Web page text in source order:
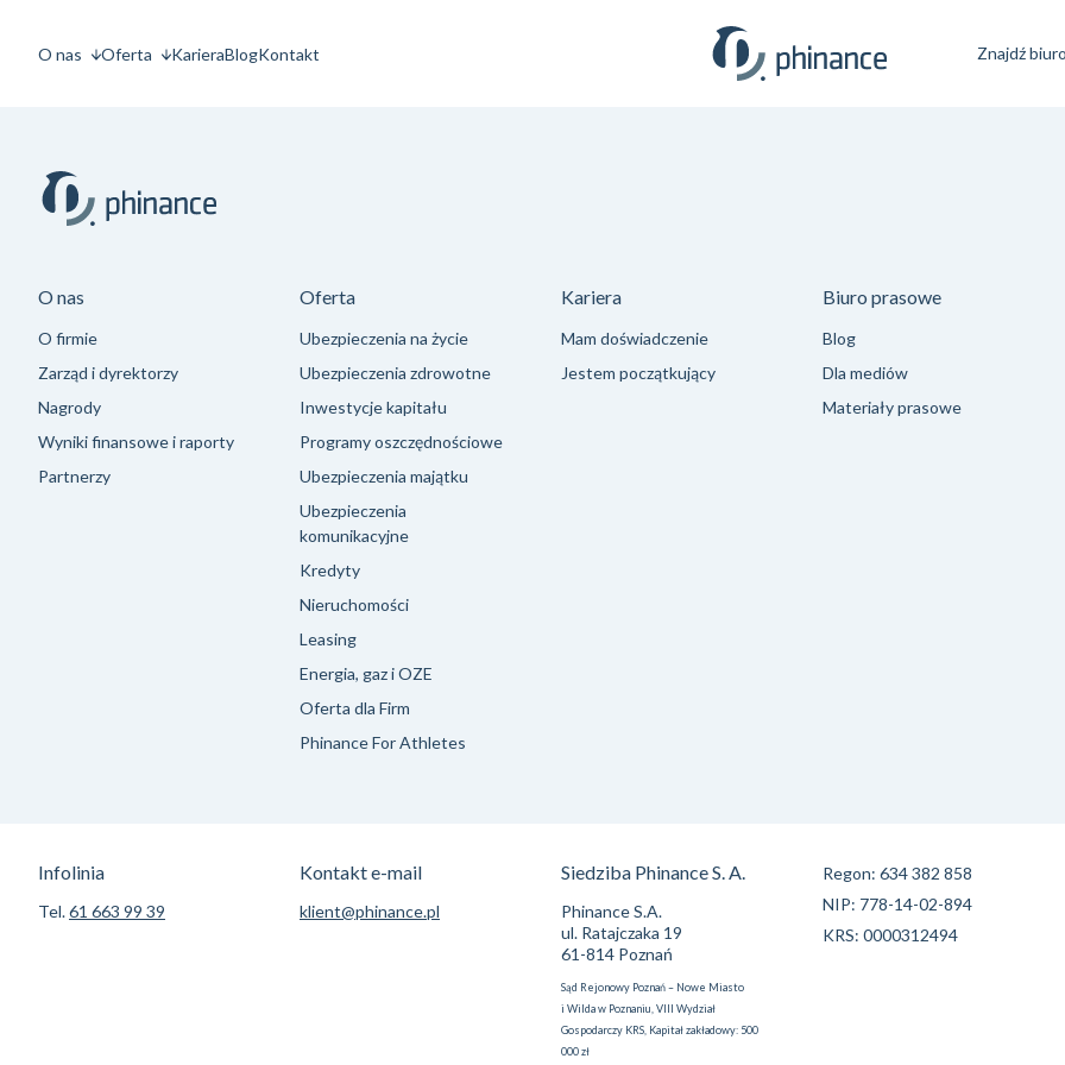
O nas Oferta KarieraBlogKontakt Znajdź biuro
O nas
O firmie
Zarząd i dyrektorzy
Nagrody
Wyniki finansowe i raporty
Partnerzy
Oferta
Ubezpieczenia na życie
Ubezpieczenia zdrowotne
Inwestycje kapitału
Programy oszczędnościowe
Ubezpieczenia majątku
Ubezpieczenia
komunikacyjne
Kredyty
Nieruchomości
Leasing
Energia, gaz i OZE
Oferta dla Firm
Phinance For Athletes
Kariera
Mam doświadczenie
Jestem początkujący
Biuro prasowe
Blog
Dla mediów
Materiały prasowe
Infolinia
Tel.61 663 99 39
Kontakt e-mail
klient@phinance.pl
Siedziba Phinance S. A.
Phinance S.A.
ul. Ratajczaka 19
61-814 Poznań
Sąd Rejonowy Poznań – Nowe Miasto
i Wilda w Poznaniu, VIII Wydział
Gospodarczy KRS, Kapitał zakładowy: 500
000 zł
Regon: 634 382 858
NIP: 778-14-02-894
KRS: 0000312494